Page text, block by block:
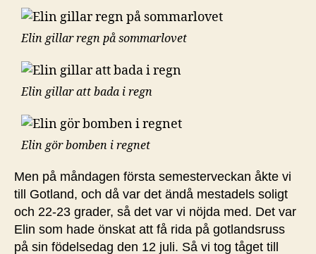
Elin gillar regn på sommarlovet
Elin gillar att bada i regn
Elin gör bomben i regnet
Men på måndagen första semesterveckan åkte vi
till Gotland, och då var det ändå mestadels soligt
och 22-23 grader, så det var vi nöjda med. Det var
Elin som hade önskat att få rida på gotlandsruss
på sin födelsedag den 12 juli. Så vi tog tåget till